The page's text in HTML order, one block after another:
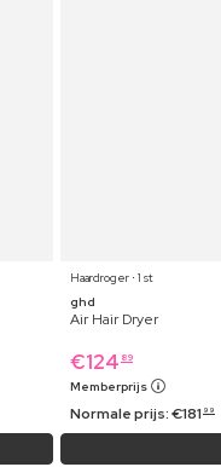
Haardroger ⋅ 1 st
ghd
Air Hair Dryer
€124 89
Memberprijs
Normale prijs:€181 99